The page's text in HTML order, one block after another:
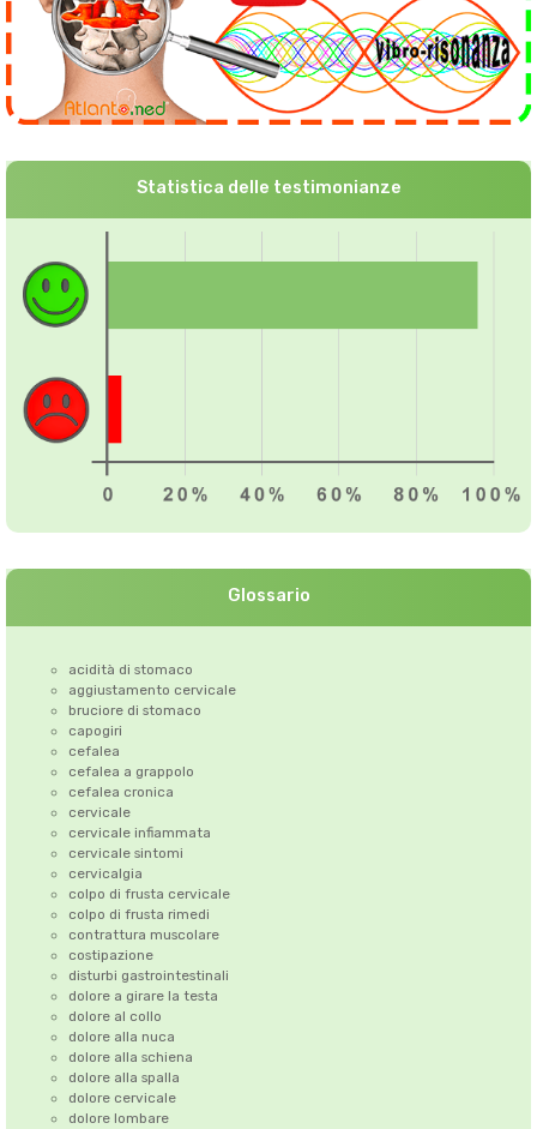
Statistica delle testimonianze
Glossario
acidità di stomaco
aggiustamento cervicale
bruciore di stomaco
capogiri
cefalea
cefalea a grappolo
cefalea cronica
cervicale
cervicale infiammata
cervicale sintomi
cervicalgia
colpo di frusta cervicale
colpo di frusta rimedi
contrattura muscolare
costipazione
disturbi gastrointestinali
dolore a girare la testa
dolore al collo
dolore alla nuca
dolore alla schiena
dolore alla spalla
dolore cervicale
dolore lombare